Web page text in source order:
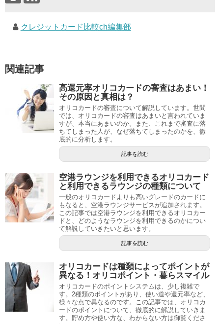
クレジットカード比較ch編集部
関連記事
高還元率オリコカードの審査はあまい！
その原因と真相は？
オリコカードの審査について解説しています。世間
では、オリコカードの審査はあまいと言われていま
すが、本当にあまいのか。また、これまで審査に落
ちてしまった人が、なぜ落ちてしまったのかを、徹
底的に分析します。
記事を読む
空港ラウンジを利用できるオリコカード
と利用できるラウンジの種類について
一般のオリコカードよりも高いグレードのカードに
もなると、空港ラウンジサービスが追加されます。
この記事では空港ラウンジを利用できるオリコカー
ドと、どのようなラウンジを利用できるのかについ
て解説していきたいと思います。
記事を読む
オリコカードは種類によってポイントが
異なる！オリコポイント・暮らスマイル
オリコカードのポイントシステムは、少し複雑で
す。2種類のポイントがあり、使い道や還元率など、
様々な点で異なるのです。この記事では、オリコカ
ードのポイントについて、徹底的に解説していきま
す。貯め方や使い方な、わからない方は御覧くださ